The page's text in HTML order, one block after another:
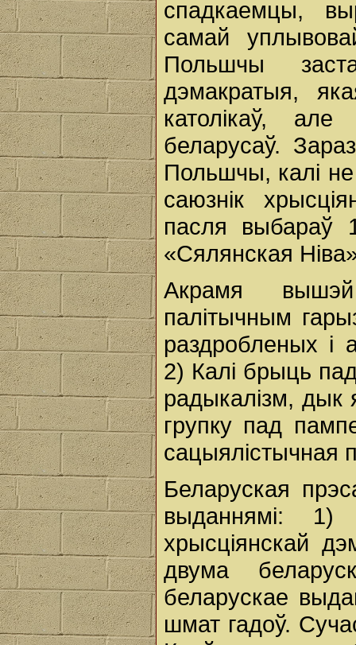
спадкаемцы,
самай
Польшчы
дэмакратыя,
католікаў,
беларусаў.
Польшчы, калі
саюзнік
пасля выбараў
«Сялянская
Акрамя
палітычным
раздробленых і
2) Калі брыць
радыкалізм,
групку пад
сацыялістычная
Беларуская
выданнямі: 1)
хрысціянскай
двума
беларускае
шмат гадоў.